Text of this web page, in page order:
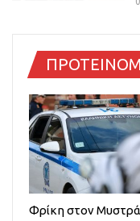
Φρίκη στον